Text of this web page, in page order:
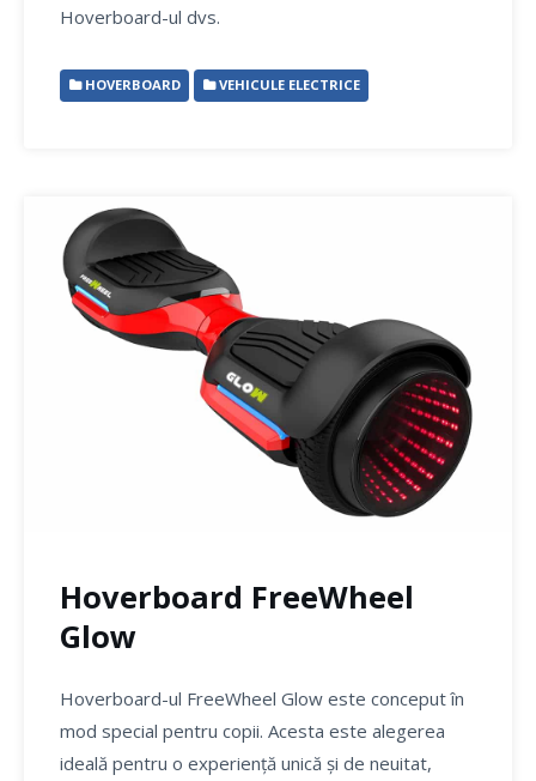
Hoverboard-ul dvs.
HOVERBOARD VEHICULE ELECTRICE
Hoverboard FreeWheel
Glow
Hoverboard-ul FreeWheel Glow este conceput în
mod special pentru copii. Acesta este alegerea
ideală pentru o experiență unică și de neuitat,